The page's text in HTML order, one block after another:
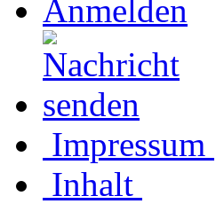
Impressum
Inhalt